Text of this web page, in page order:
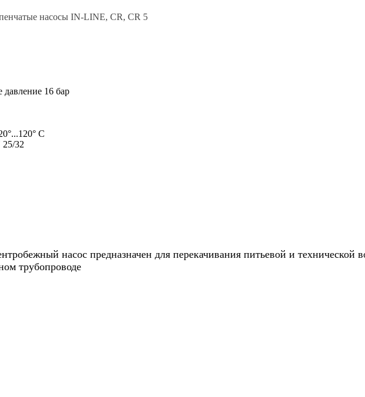
насосы IN-LINE, CR, CR 5
давление 16 бар
C
32
насос предназначен для перекачивания питьевой и технической
трубопроводе